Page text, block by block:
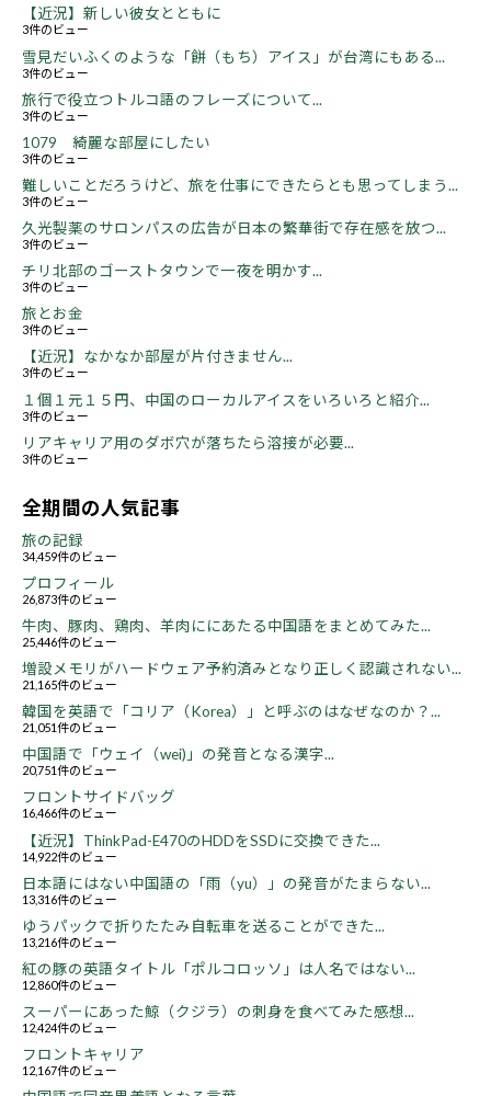
【近況】新しい彼女とともに
3件のビュー
雪見だいふくのような「餅（もち）アイス」が台湾にもある...
3件のビュー
旅行で役立つトルコ語のフレーズについて...
3件のビュー
1079 綺麗な部屋にしたい
3件のビュー
難しいことだろうけど、旅を仕事にできたらとも思ってしまう...
3件のビュー
久光製薬のサロンパスの広告が日本の繁華街で存在感を放つ...
3件のビュー
チリ北部のゴーストタウンで一夜を明かす...
3件のビュー
旅とお金
3件のビュー
【近況】なかなか部屋が片付きません...
3件のビュー
１個１元１５円、中国のローカルアイスをいろいろと紹介...
3件のビュー
リアキャリア用のダボ穴が落ちたら溶接が必要...
3件のビュー
全期間の人気記事
旅の記録
34,459件のビュー
プロフィール
26,873件のビュー
牛肉、豚肉、鶏肉、羊肉ににあたる中国語をまとめてみた...
25,446件のビュー
増設メモリがハードウェア予約済みとなり正しく認識されない...
21,165件のビュー
韓国を英語で「コリア（Korea）」と呼ぶのはなぜなのか？...
21,051件のビュー
中国語で「ウェイ（wei)」の発音となる漢字...
20,751件のビュー
フロントサイドバッグ
16,466件のビュー
【近況】ThinkPad-E470のHDDをSSDに交換できた...
14,922件のビュー
日本語にはない中国語の「雨（yu）」の発音がたまらない...
13,316件のビュー
ゆうパックで折りたたみ自転車を送ることができた...
13,216件のビュー
紅の豚の英語タイトル「ポルコロッソ」は人名ではない...
12,860件のビュー
スーパーにあった鯨（クジラ）の刺身を食べてみた感想...
12,424件のビュー
フロントキャリア
12,167件のビュー